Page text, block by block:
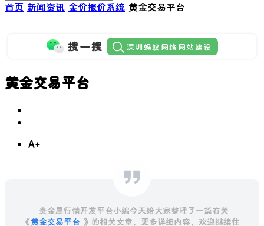
首页 新闻资讯 金价报价系统 黄金交易平台
搜一搜 深圳蚂蚁网络网站建设
黄金交易平台
A+
贵金属行情开发平台小编今天给大家整理了一篇有关
《黄金交易平台 》的相关文章，更多详细内容，欢迎继续往